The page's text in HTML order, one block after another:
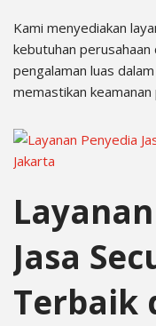
Kami menyediakan
kebutuhan perusahaan
pengalaman luas
memastikan
Jasa
Terbaik